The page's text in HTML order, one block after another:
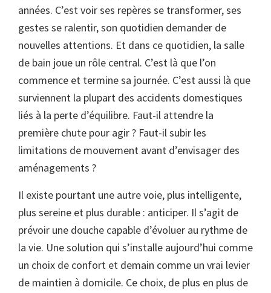
années. C’est voir ses repères se transformer, ses
gestes se ralentir, son quotidien demander de
nouvelles attentions. Et dans ce quotidien, la salle
de bain joue un rôle central. C’est là que l’on
commence et termine sa journée. C’est aussi là que
surviennent la plupart des accidents domestiques
liés à la perte d’équilibre. Faut-il attendre la
première chute pour agir ? Faut-il subir les
limitations de mouvement avant d’envisager des
aménagements ?
Il existe pourtant une autre voie, plus intelligente,
plus sereine et plus durable : anticiper. Il s’agit de
prévoir une douche capable d’évoluer au rythme de
la vie. Une solution qui s’installe aujourd’hui comme
un choix de confort et demain comme un vrai levier
de maintien à domicile. Ce choix, de plus en plus de